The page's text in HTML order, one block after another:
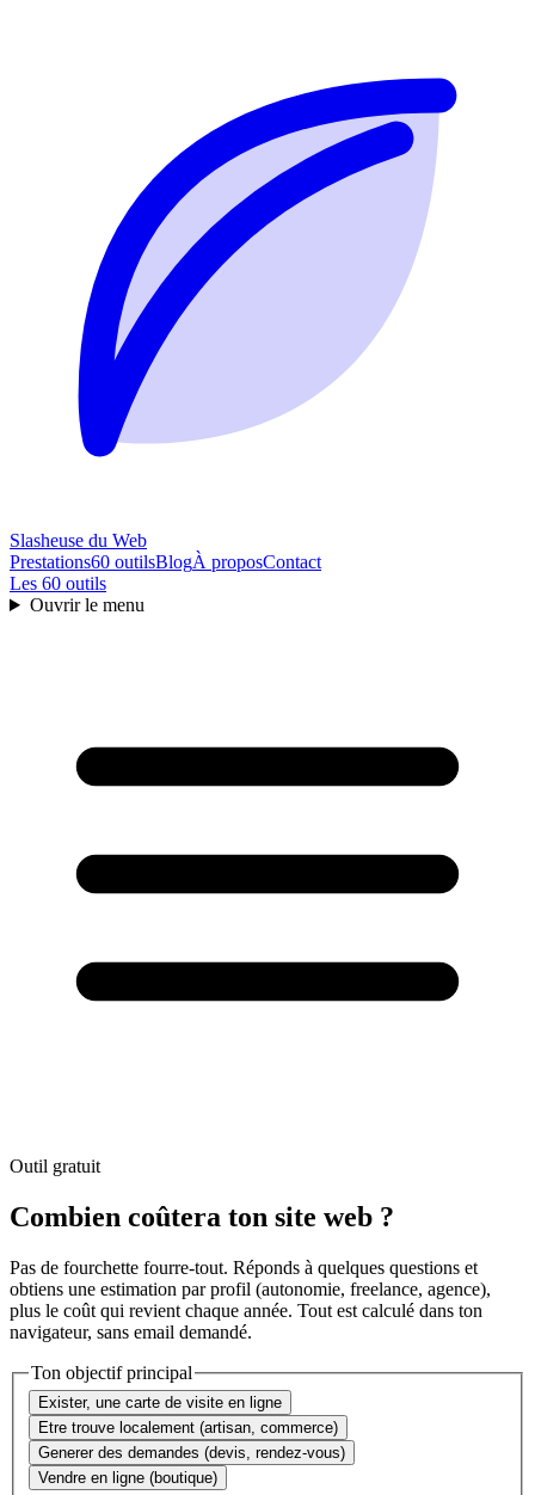
Slasheuse du Web
Prestations60 outilsBlogÀ proposContact
Les 60 outils
Ouvrir le menu
Outil gratuit
Combien coûtera ton site web ?
Pas de fourchette fourre-tout. Réponds à quelques questions et
obtiens une estimation par profil (autonomie, freelance, agence),
plus le coût qui revient chaque année. Tout est calculé dans ton
navigateur, sans email demandé.
Ton objectif principal
Exister, une carte de visite en ligne
Etre trouve localement (artisan, commerce)
Generer des demandes (devis, rendez-vous)
Vendre en ligne (boutique)